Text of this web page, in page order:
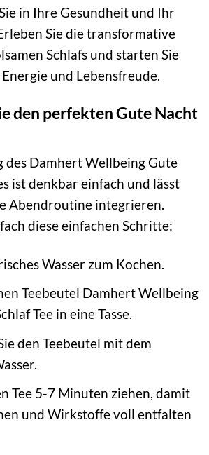
in Ihre Gesundheit und Ihr
Sie die transformative
Schlafs und starten Sie
und Lebensfreude.
den perfekten Gute Nacht
des Damhert Wellbeing Gute
ist denkbar einfach und lässt
Abendroutine integrieren.
diese einfachen Schritte:
Wasser zum Kochen.
Teebeutel Damhert Wellbeing
Tee in eine Tasse.
den Teebeutel mit dem
Tee 5-7 Minuten ziehen, damit
und Wirkstoffe voll entfalten